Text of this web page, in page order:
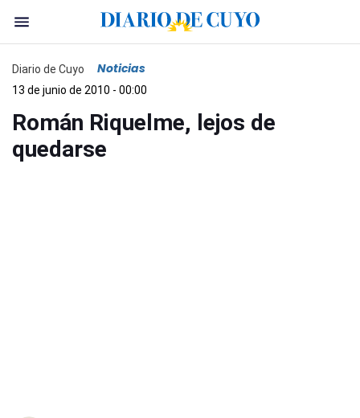
Diario de Cuyo Noticias
13 de junio de 2010 - 00:00
Román Riquelme, lejos de
quedarse